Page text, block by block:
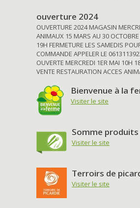
ouverture 2024
OUVERTURE 2024 MAGASIN
ANIMAUX 15 MARS AU 30
19H FERMETURE LES SAMEDIS
COMMANDE APPELER LE
OUVERTE MERCREDI 1ER MAI 10H
VENTE RESTAURATION ACCES
Bienvenue à la
Visiter le site
Somme
Visiter le site
Terroirs de
Visiter le site